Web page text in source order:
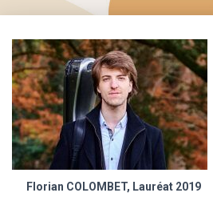
Florian COLOMBET, Lauréat 2019